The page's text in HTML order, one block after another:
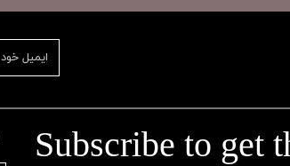
Subscribe to get